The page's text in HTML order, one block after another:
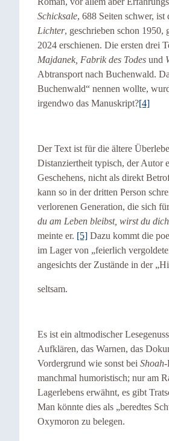
Schicksale, 688 Seiten schwer,
Lichter, geschrieben schon 1950,
2024 erschienen. Die ersten drei
Majdanek, Fabrik des Todes und
Abtransport nach Buchenwald.
Buchenwald“ nennen wollte,
irgendwo das Manuskript?[4]
Der Text ist für die ältere
Distanziertheit typisch, der Autor
Geschehens, nicht als direkt
kann so in der dritten Person
verlorenen Generation, die sich
du am Leben bleibst, wirst du
meinte er. [5] Dazu kommt die
im Lager von „feierlich
angesichts der Zustände in der
seltsam.
Es ist ein altmodischer
Aufklären, das Warnen, das
Vordergrund wie sonst bei Shoah-
manchmal humoristisch; nur am
Lagerlebens erwähnt, es gibt
Man könnte dies als „beredtes
Oxymoron zu belegen.